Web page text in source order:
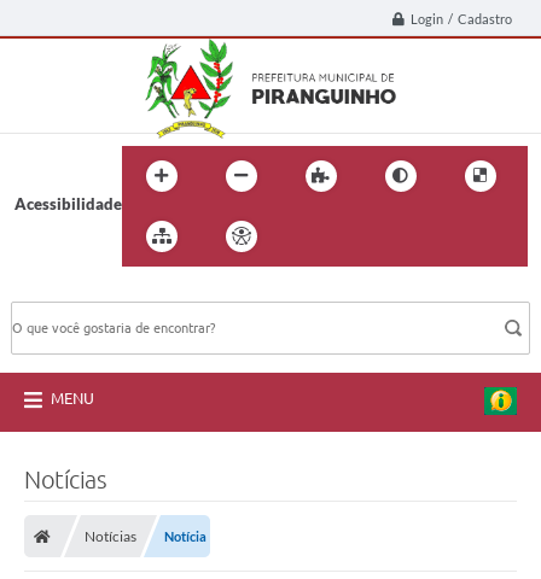
Login / Cadastro
Acessibilidade
MENU
Notícias
Notícias Notícia